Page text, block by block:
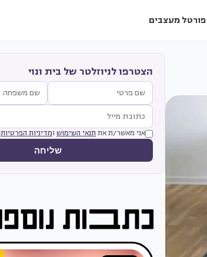
פורטל מעצבים
הצטרפו לניוזלטר של בית ונוי
אני מאשר/ת את תנאי השימוש ומדיניות הפרטיות
שליחה